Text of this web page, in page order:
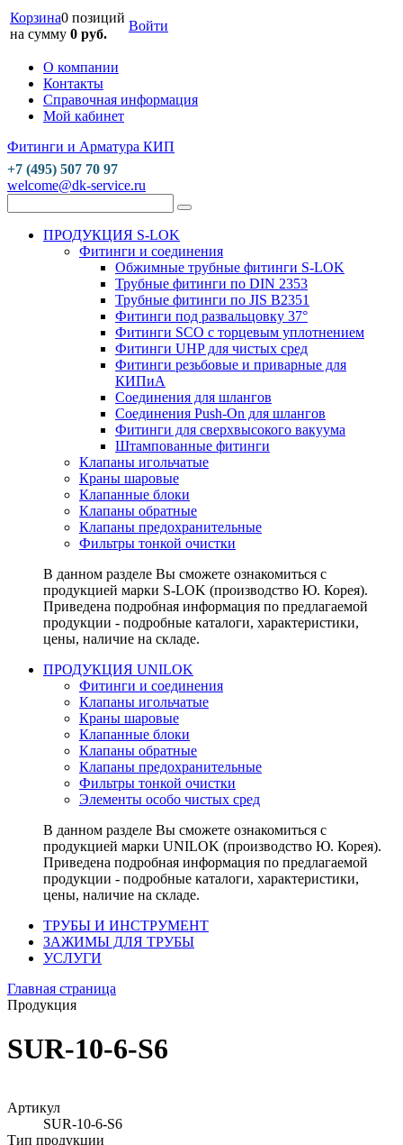
Корзина0 позиций
на сумму 0 руб.
Войти
О компании
Контакты
Справочная информация
Мой кабинет
Фитинги и Арматура КИП
+7 (495) 507 70 97
welcome@dk-service.ru
ПРОДУКЦИЯ S-LOK
Фитинги и соединения
Обжимные трубные фитинги S-LOK
Трубные фитинги по DIN 2353
Трубные фитинги по JIS B2351
Фитинги под развальцовку 37°
Фитинги SCO с торцевым уплотнением
Фитинги UHP для чистых сред
Фитинги резьбовые и приварные для
КИПиА
Соединения для шлангов
Соединения Push-On для шлангов
Фитинги для сверхвысокого вакуума
Штампованные фитинги
Клапаны игольчатые
Краны шаровые
Клапанные блоки
Клапаны обратные
Клапаны предохранительные
Фильтры тонкой очистки
В данном разделе Вы сможете ознакомиться с
продукцией марки S-LOK (производство Ю. Корея).
Приведена подробная информация по предлагаемой
продукции - подробные каталоги, характеристики,
цены, наличие на складе.
ПРОДУКЦИЯ UNILOK
Фитинги и соединения
Клапаны игольчатые
Краны шаровые
Клапанные блоки
Клапаны обратные
Клапаны предохранительные
Фильтры тонкой очистки
Элементы особо чистых сред
В данном разделе Вы сможете ознакомиться с
продукцией марки UNILOK (производство Ю. Корея).
Приведена подробная информация по предлагаемой
продукции - подробные каталоги, характеристики,
цены, наличие на складе.
ТРУБЫ И ИНСТРУМЕНТ
ЗАЖИМЫ ДЛЯ ТРУБЫ
УСЛУГИ
Главная страница
Продукция
SUR-10-6-S6
Артикул
SUR-10-6-S6
Тип продукции